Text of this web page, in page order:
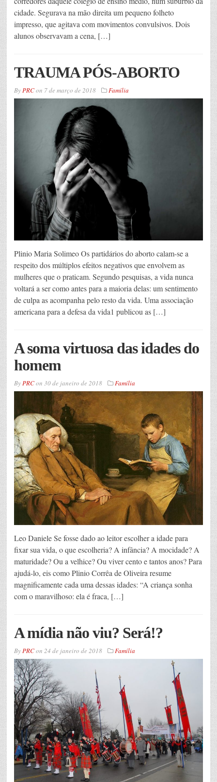
cidade. Segurava na mão direita um pequeno folheto
impresso, que agitava com movimentos convulsivos. Dois
alunos observavam a cena, […]
TRAUMA PÓS-ABORTO
ByPRCon 7 de março de 2018 Família
Plinio Maria Solimeo Os partidários do aborto calam-se a
respeito dos múltiplos efeitos negativos que envolvem as
mulheres que o praticam. Segundo pesquisas, a vida nunca
voltará a ser como antes para a maioria delas: um sentimento
de culpa as acompanha pelo resto da vida. Uma associação
americana para a defesa da vida1 publicou as […]
A soma virtuosa das idades do
homem
ByPRCon 30 de janeiro de 2018 Família
Leo Daniele Se fosse dado ao leitor escolher a idade para
fixar sua vida, o que escolheria? A infância? A mocidade? A
maturidade? Ou a velhice? Ou viver cento e tantos anos? Para
ajudá-lo, eis como Plinio Corrêa de Oliveira resume
magnificamente cada uma dessas idades: “A criança sonha
com o maravilhoso: ela é fraca, […]
A mídia não viu? Será!?
ByPRCon 24 de janeiro de 2018 Família